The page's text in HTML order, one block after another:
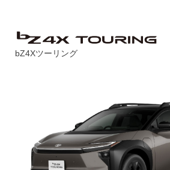
bZ4Xツーリング